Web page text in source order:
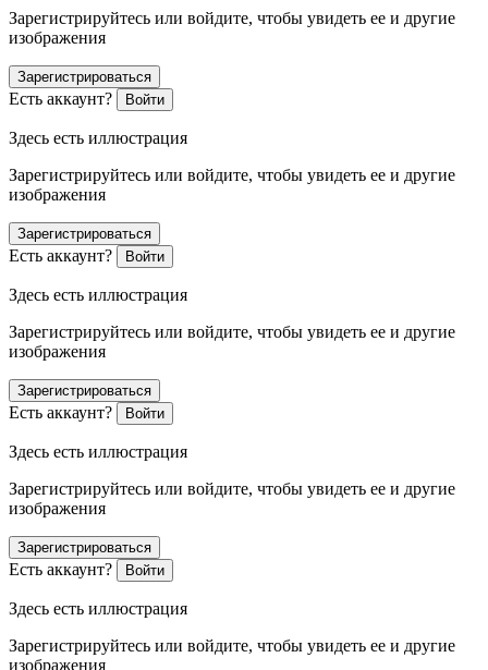
Зарегистрируйтесь или войдите, чтобы увидеть ее и другие
изображения
Зарегистрироваться
Есть аккаунт? Войти
Здесь есть иллюстрация
Зарегистрируйтесь или войдите, чтобы увидеть ее и другие
изображения
Зарегистрироваться
Есть аккаунт? Войти
Здесь есть иллюстрация
Зарегистрируйтесь или войдите, чтобы увидеть ее и другие
изображения
Зарегистрироваться
Есть аккаунт? Войти
Здесь есть иллюстрация
Зарегистрируйтесь или войдите, чтобы увидеть ее и другие
изображения
Зарегистрироваться
Есть аккаунт? Войти
Здесь есть иллюстрация
Зарегистрируйтесь или войдите, чтобы увидеть ее и другие
изображения